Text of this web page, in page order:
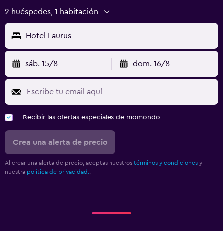
Mesa de comedor
2 huéspedes, 1 habitación
Hotel Laurus
sáb. 15/8 dom. 16/8
Recibir las ofertas especiales de momondo
Crea una alerta de precio
Al crear una alerta de precio, aceptas nuestros términos y condiciones y
nuestra política de privacidad.